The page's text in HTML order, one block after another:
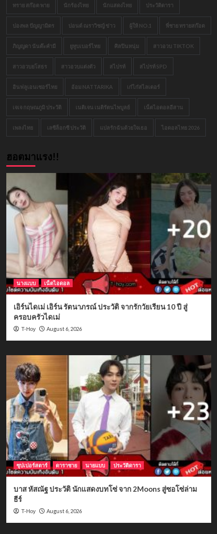
ทราย สก๊อต พาย นักร้องไทย นักแสดงไทย ประวัติดารา
ปองพล ปัญญามิตร ปอนด์ ณราวิชญ์ ข่าว ผู้ให้ NO.1 พี่ชาย ทรายสก๊อต
ภิญญดา นันต๊ะคำมี ยูทูบเบอร์ไทย ศิลปินหนุ่ม สาวอวบ TIKTOK
สาวอวบยโสธร สาวอวบแต่งตัว สไปรท์ สไปรท์ SPD
อินฟลูเอนเซอร์ไทย อ้อม NATTARIKA เก๋ไก๋สไลเดอร์
เจเจ กฤษณภูมิ ประวัติ เนติเจน เนติรัตนไพบูลย์ เน็ตไอดอลอีสาน
เพลงไทย เลซีล็อกซี ประวัติ แปลรักฉันด้วยใจเธอ ไอดอลไทย 2026
ฮอตมาแรง!!
นางแบบ เน็ตไอดอล
เอิร์นไดเม่ เอิร์น รัตนาภรณ์ ประวัติ จากรักวัยเรียน 10 ปี สู่
ครอบครัวไดเม่
T-Hoy August 6, 2026
ซุปเปอร์สตาร์ ดาราชาย นายแบบ ประวัติดารา
บาส หัสณัฐ ประวัติ นักแสดงบทโซ่ จาก 2Moons สู่ซอโซ่ล่าม
ธีร์
T-Hoy August 6, 2026